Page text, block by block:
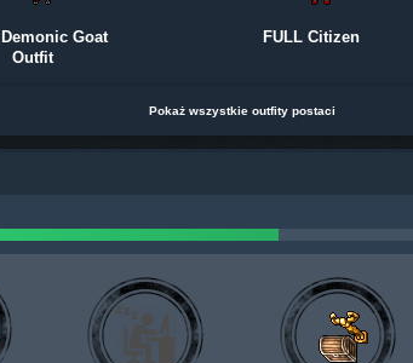
Goat
Outfit
FULL Citizen
Pokaż wszystkie outfity postaci